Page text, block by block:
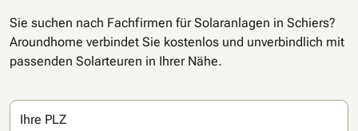
Sie suchen nach Fachfirmen für Solaranlagen in Schiers?
Aroundhome verbindet Sie kostenlos und unverbindlich mit
passenden Solarteuren in Ihrer Nähe.
Ihre PLZ